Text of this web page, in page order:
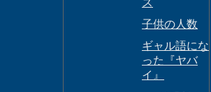
ス
子供の人数
ギャル語にな
った『ヤバ
イ』